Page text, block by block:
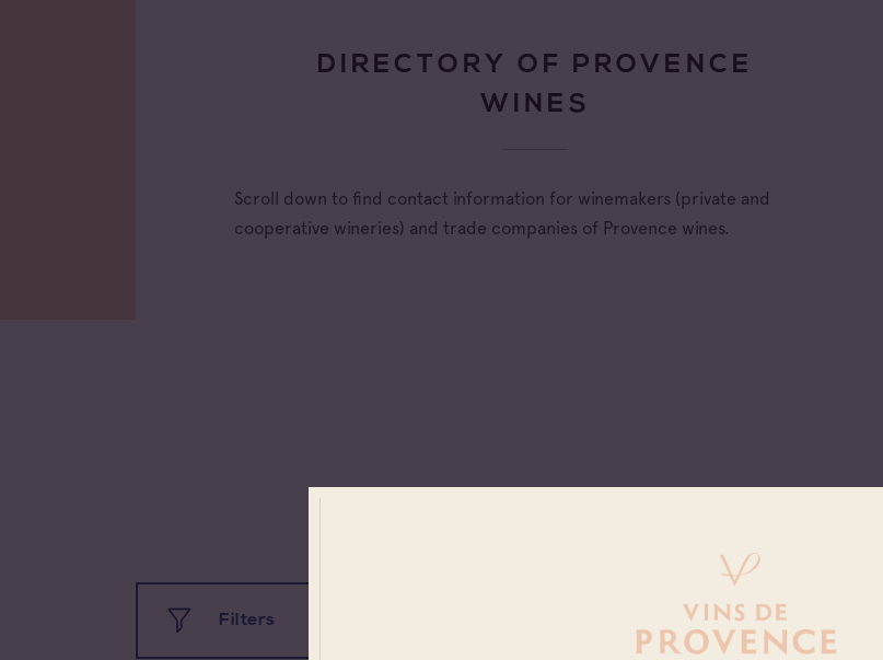
DIRECTORY OF PROVENCE
WINES
Scroll down to find contact information for winemakers (private and
cooperative wineries) and trade companies of Provence wines.
Filters